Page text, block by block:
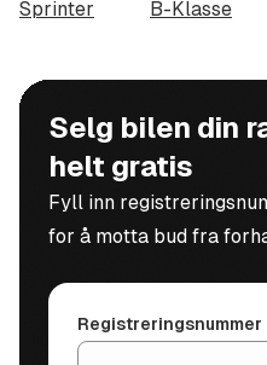
prisvurdering.
Er det noe på denne bilen
savner som for eksempel
hengerfeste, lakkforsegling,
skiboks, tonede ruter,
eller trenger du ladeboks
kan vi gi deg et hyggelig
på dette.
Sprinter
B-Klasse
Selg bilen din
helt gratis
Fyll inn
for å motta bud fra
Registreringsnummer